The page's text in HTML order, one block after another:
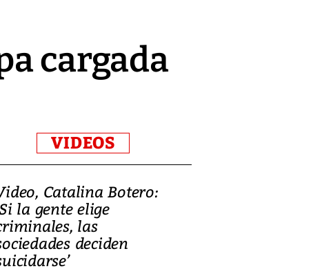
cargada
VIDEOS
Catalina Botero:
la gente elige
las
deciden